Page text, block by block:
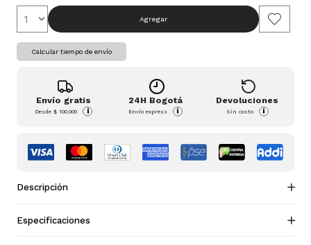
Agregar
Calcular tiempo de envío
Envío gratis
Desde$ 100.000 i
24H Bogotá
Envío express i
Devoluciones
Sin costo i
Descripción
Especificaciones